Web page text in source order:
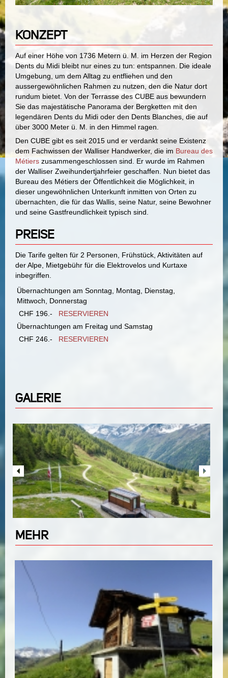
KONZEPT
Auf einer Höhe von 1736 Metern ü. M. im Herzen der Region
Dents du Midi bleibt nur eines zu tun: entspannen. Die ideale
Umgebung, um dem Alltag zu entfliehen und den
aussergewöhnlichen Rahmen zu nutzen, den die Natur dort
rundum bietet. Von der Terrasse des CUBE aus bewundern
Sie das majestätische Panorama der Bergketten mit den
legendären Dents du Midi oder den Dents Blanches, die auf
über 3000 Meter ü. M. in den Himmel ragen.
Den CUBE gibt es seit 2015 und er verdankt seine Existenz
dem Fachwissen der Walliser Handwerker, die im Bureau des
Métiers zusammengeschlossen sind. Er wurde im Rahmen
der Walliser Zweihundertjahrfeier geschaffen. Nun bietet das
Bureau des Métiers der Öffentlichkeit die Möglichkeit, in
dieser ungewöhnlichen Unterkunft inmitten von Orten zu
übernachten, die für das Wallis, seine Natur, seine Bewohner
und seine Gastfreundlichkeit typisch sind.
PREISE
Die Tarife gelten für 2 Personen, Frühstück, Aktivitäten auf
der Alpe, Mietgebühr für die Elektrovelos und Kurtaxe
inbegriffen.
Übernachtungen am Sonntag, Montag, Dienstag,
Mittwoch, Donnerstag
CHF 196.- RESERVIEREN
Übernachtungen am Freitag und Samstag
CHF 246.- RESERVIEREN
GALERIE
MEHR